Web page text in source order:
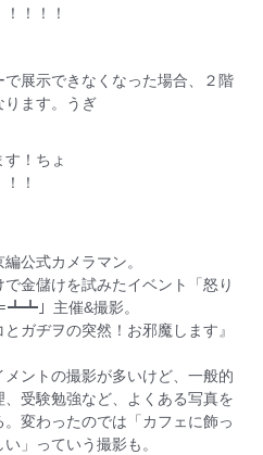
！！！
展示できなくなった場合、２階
ります。うぎ
！ちょ
！
公式カメラマン。
金儲けを試みたイベント「怒り
┻┻」主催&撮影。
ガヂヲの突然！お邪魔します』
メントの撮影が多いけど、一般的
受験勉強など、よくある写真を
変わったのでは「カフェに飾っ
」っていう撮影も。